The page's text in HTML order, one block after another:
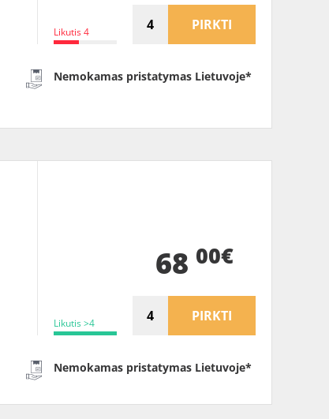
Likutis 4 PIRKTI
Nemokamas pristatymas Lietuvoje*
Likutis >4
68 00€
PIRKTI
Nemokamas pristatymas Lietuvoje*